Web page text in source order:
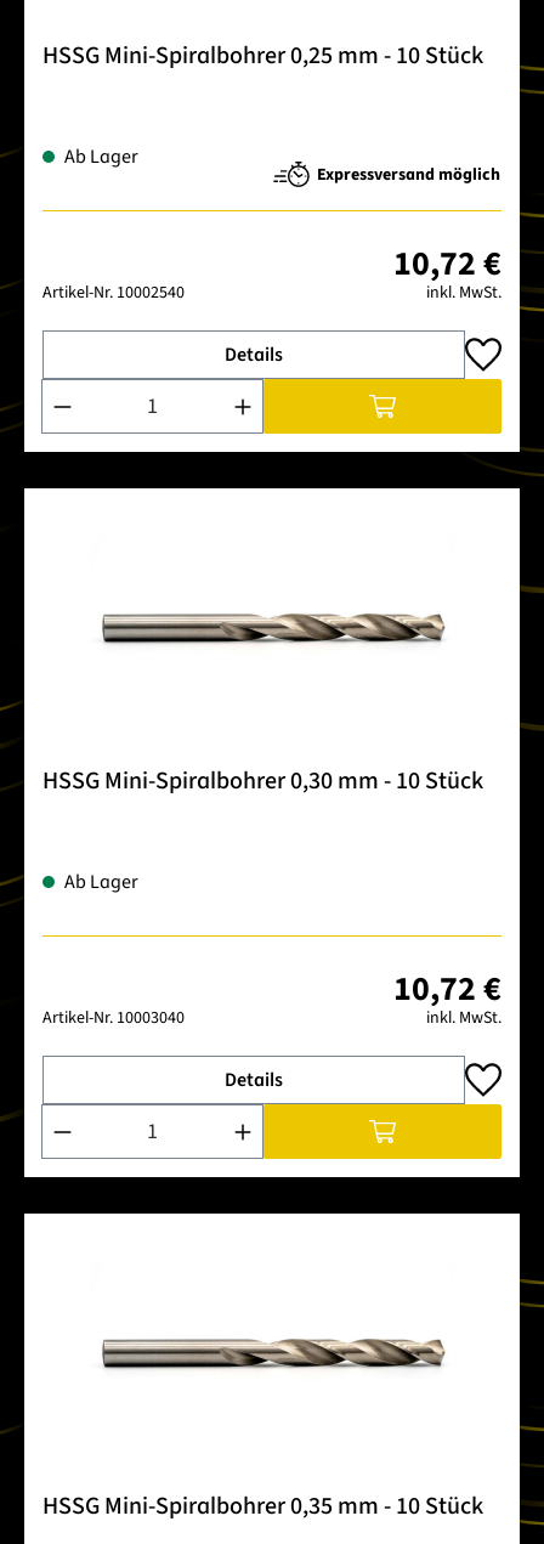
HSSG Mini-Spiralbohrer 0,25 mm - 10 Stück
Ab Lager
Expressversand möglich
Artikel-Nr. 10002540
10,72 €
inkl. MwSt.
Details
Produkt Anzahl: Gib den gewünschten Wert ein oder
HSSG Mini-Spiralbohrer 0,30 mm - 10 Stück
Ab Lager
Artikel-Nr. 10003040
10,72 €
inkl. MwSt.
Details
Produkt Anzahl: Gib den gewünschten Wert ein oder
HSSG Mini-Spiralbohrer 0,35 mm - 10 Stück